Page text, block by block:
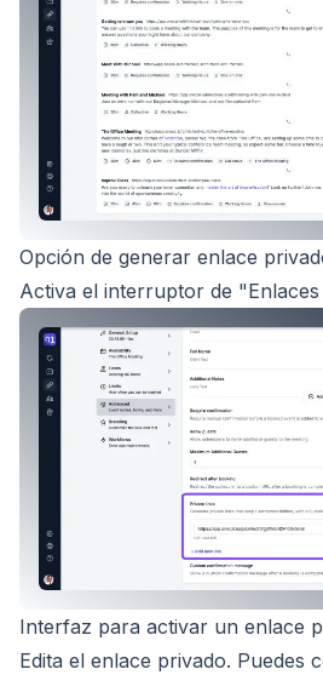
Opción de generar enlace
Activa el interruptor de
Interfaz para activar un enlace
Edita el enlace privado. Puedes